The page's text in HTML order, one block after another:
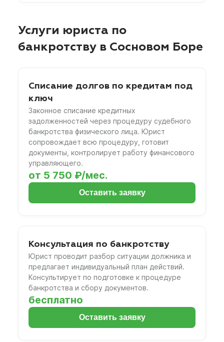
Услуги юриста по
банкротству в Сосновом Боре
Списание долгов по кредитам под
ключ
Законное списание кредитных
задолженностей через процедуру судебного
банкротства физического лица. Юрист
сопровождает всю процедуру, готовит
документы, контролирует работу финансового
управляющего.
от 5 750 ₽/мес.
Оставить заявку
Консультация по банкротству
Юрист проводит разбор ситуации должника и
предлагает индивидуальный план действий.
Консультирует по подготовке к процедуре
банкротства и сбору документов.
бесплатно
Оставить заявку